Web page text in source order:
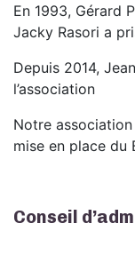
En 1993, Gérard
Jacky Rasori a
Depuis 2014,
l’association
Notre
mise en place du
Conseil